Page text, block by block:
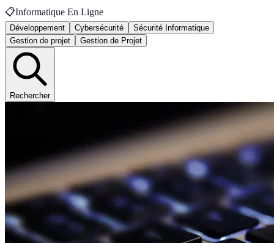
📋Informatique En Ligne
Développement Cybersécurité
Sécurité Informatique
Gestion de projet
Gestion de Projet
Rechercher